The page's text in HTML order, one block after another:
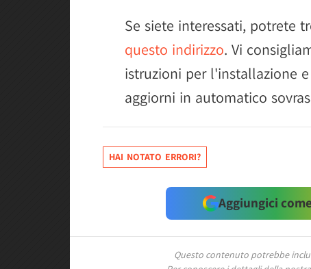
Se siete interessati, potrete
questo indirizzo. Vi
istruzioni per l'installazione
aggiorni in automatico
HAI NOTATO ERRORI?
Aggiungici
Questo contenuto potrebbe